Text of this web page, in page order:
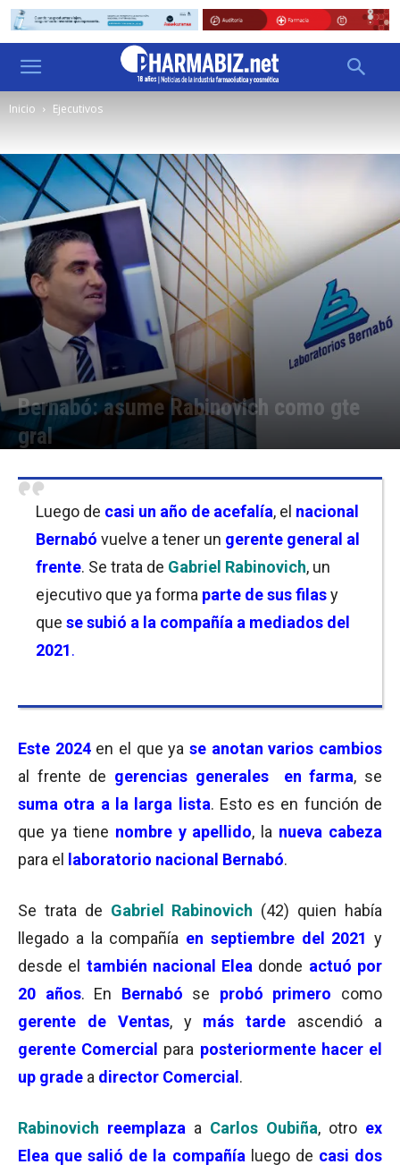
Inicio Ejecutivos
Bernabó: asume Rabinovich como gte
gral
Luego de casi un año de acefalía, el nacional
Bernabó vuelve a tener un gerente general al
frente. Se trata de Gabriel Rabinovich, un
ejecutivo que ya forma parte de sus filasy
que se subió a la compañía a mediados del
2021.
Este 2024 en el que yase anotan varios cambios
al frente de gerencias generales en farma, se
suma otra a la larga lista. Esto es en función de
que ya tiene nombre y apellido, la nueva cabeza
para el
laboratorio nacional Bernabó.
Se trata de Gabriel Rabinovich (42) quien había
llegado a la compañía en septiembre del 2021 y
desde el también nacional Elea donde actuó por
20 años. En Bernabó se probó primero como
gerente de Ventas, y más tarde ascendió a
gerente Comercial
para posteriormente hacer el
up grade a director Comercial .
Rabinovich reemplaza a Carlos Oubiña, otro ex
Elea que salió de la compañía luego de casi dos